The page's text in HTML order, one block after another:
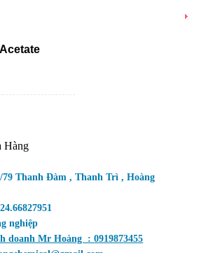
Hàng
Thanh Đàm , Thanh Trì , Hoàng
nghiệp
doanh Mr Hoàng :0919873455